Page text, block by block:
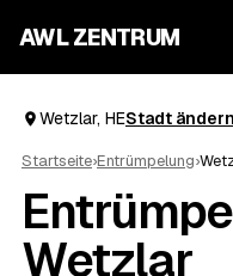
AWL ZENTRUM
Wetzlar, HEStadt ändern
Startseite›Entrümpelung›
Wetzlar